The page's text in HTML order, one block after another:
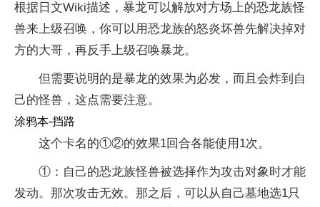
根据日文Wiki描述，暴龙可以解放对方场上的恐龙族怪
兽来上级召唤，你可以用恐龙族的怒炎坏兽先解决掉对
方的大哥，再反手上级召唤暴龙。
但需要说明的是暴龙的效果为必发，而且会炸到自
己的怪兽，这点需要注意。
涂鸦本-挡路
这个卡名的①②的效果1回合各能使用1次。
①：自己的恐龙族怪兽被选择作为攻击对象时才能
发动。那次攻击无效。那之后，可以从自己墓地选1只